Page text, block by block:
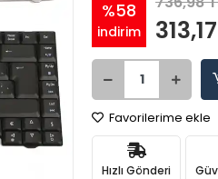
%58
indirim
Favorilerime ekle
Hızlı Gönderi